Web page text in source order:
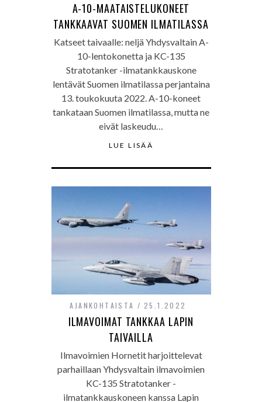
A-10-MAATAISTELUKONEET
TANKKAAVAT SUOMEN ILMATILASSA
Katseet taivaalle: neljä Yhdysvaltain A-
10-lentokonetta ja KC-135
Stratotanker -ilmatankkauskone
lentävät Suomen ilmatilassa perjantaina
13. toukokuuta 2022. A-10-koneet
tankataan Suomen ilmatilassa, mutta ne
eivät laskeudu…
LUE LISÄÄ
AJANKOHTAISTA 25.1.2022
ILMAVOIMAT TANKKAA LAPIN
TAIVAILLA
Ilmavoimien Hornetit harjoittelevat
parhaillaan Yhdysvaltain ilmavoimien
KC-135 Stratotanker -
ilmatankkauskoneen kanssa Lapin